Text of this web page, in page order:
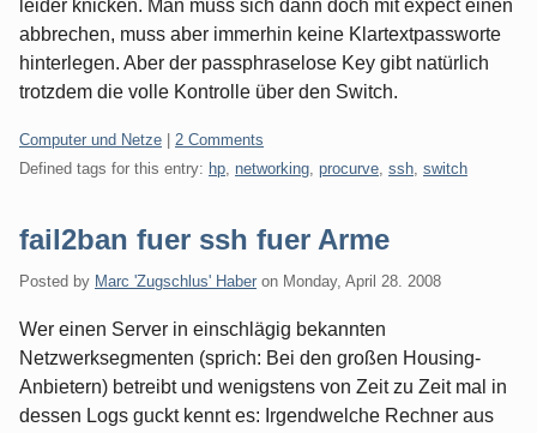
leider knicken. Man muss sich dann doch mit expect einen
abbrechen, muss aber immerhin keine Klartextpassworte
hinterlegen. Aber der passphraselose Key gibt natürlich
trotzdem die volle Kontrolle über den Switch.
Categories:
Computer und Netze
2 Comments
Defined tags for this entry: hp, networking, procurve, ssh, switch
fail2ban fuer ssh fuer Arme
Posted by Marc 'Zugschlus' Haber on Monday, April 28. 2008
Wer einen Server in einschlägig bekannten
Netzwerksegmenten (sprich: Bei den großen Housing-
Anbietern) betreibt und wenigstens von Zeit zu Zeit mal in
dessen Logs guckt kennt es: Irgendwelche Rechner aus